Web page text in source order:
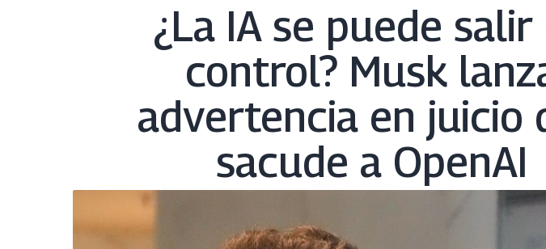
¿La IA se puede salir
control? Musk
advertencia en juicio
sacude a OpenAI